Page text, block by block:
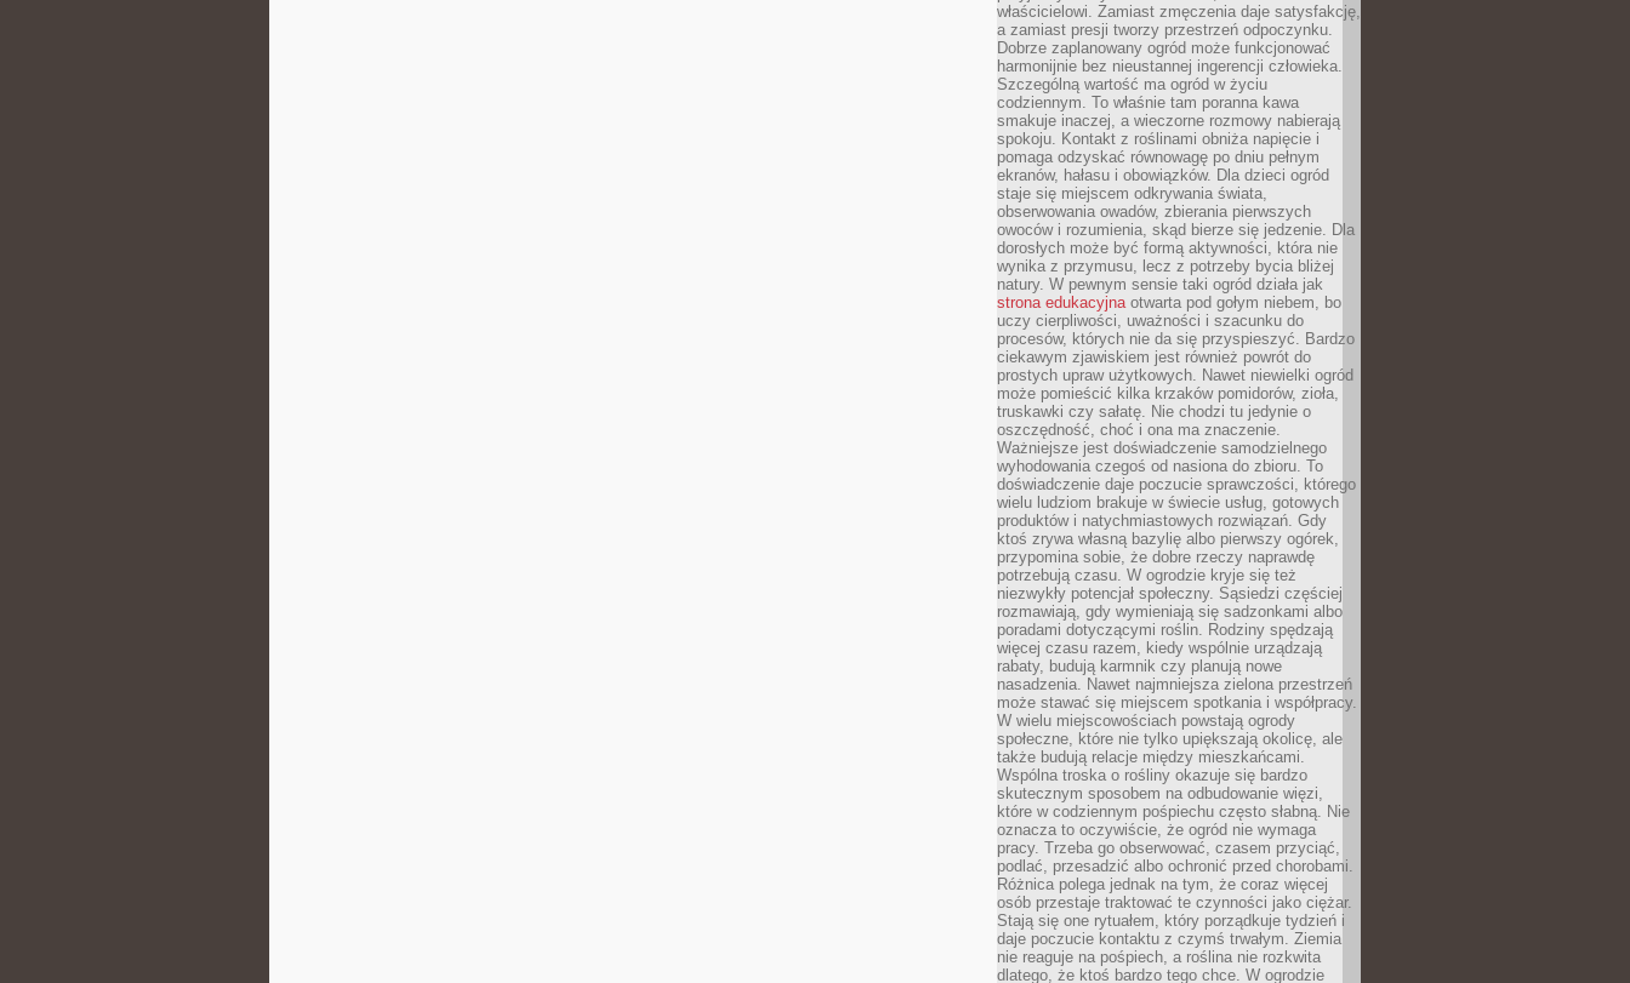
właścicielowi. Zamiast zmęczenia daje satysfakcję,
a zamiast presji tworzy przestrzeń odpoczynku.
Dobrze zaplanowany ogród może funkcjonować
harmonijnie bez nieustannej ingerencji człowieka.
Szczególną wartość ma ogród w życiu
codziennym. To właśnie tam poranna kawa
smakuje inaczej, a wieczorne rozmowy nabierają
spokoju. Kontakt z roślinami obniża napięcie i
pomaga odzyskać równowagę po dniu pełnym
ekranów, hałasu i obowiązków. Dla dzieci ogród
staje się miejscem odkrywania świata,
obserwowania owadów, zbierania pierwszych
owoców i rozumienia, skąd bierze się jedzenie. Dla
dorosłych może być formą aktywności, która nie
wynika z przymusu, lecz z potrzeby bycia bliżej
natury. W pewnym sensie taki ogród działa jak
strona edukacyjnaotwarta pod gołym niebem, bo
uczy cierpliwości, uważności i szacunku do
procesów, których nie da się przyspieszyć. Bardzo
ciekawym zjawiskiem jest również powrót do
prostych upraw użytkowych. Nawet niewielki ogród
może pomieścić kilka krzaków pomidorów, zioła,
truskawki czy sałatę. Nie chodzi tu jedynie o
oszczędność, choć i ona ma znaczenie.
Ważniejsze jest doświadczenie samodzielnego
wyhodowania czegoś od nasiona do zbioru. To
doświadczenie daje poczucie sprawczości, którego
wielu ludziom brakuje w świecie usług, gotowych
produktów i natychmiastowych rozwiązań. Gdy
ktoś zrywa własną bazylię albo pierwszy ogórek,
przypomina sobie, że dobre rzeczy naprawdę
potrzebują czasu. W ogrodzie kryje się też
niezwykły potencjał społeczny. Sąsiedzi częściej
rozmawiają, gdy wymieniają się sadzonkami albo
poradami dotyczącymi roślin. Rodziny spędzają
więcej czasu razem, kiedy wspólnie urządzają
rabaty, budują karmnik czy planują nowe
nasadzenia. Nawet najmniejsza zielona przestrzeń
może stawać się miejscem spotkania i współpracy.
W wielu miejscowościach powstają ogrody
społeczne, które nie tylko upiększają okolicę, ale
także budują relacje między mieszkańcami.
Wspólna troska o rośliny okazuje się bardzo
skutecznym sposobem na odbudowanie więzi,
które w codziennym pośpiechu często słabną. Nie
oznacza to oczywiście, że ogród nie wymaga
pracy. Trzeba go obserwować, czasem przyciąć,
podlać, przesadzić albo ochronić przed chorobami.
Różnica polega jednak na tym, że coraz więcej
osób przestaje traktować te czynności jako ciężar.
Stają się one rytuałem, który porządkuje tydzień i
daje poczucie kontaktu z czymś trwałym. Ziemia
nie reaguje na pośpiech, a roślina nie rozkwita
dlatego, że ktoś bardzo tego chce. W ogrodzie